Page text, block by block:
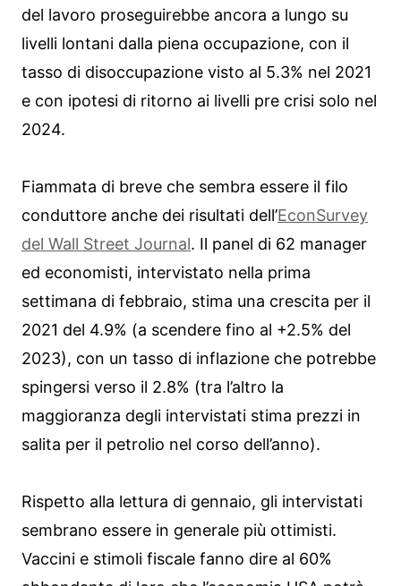
del lavoro proseguirebbe ancora a lungo su
livelli lontani dalla piena occupazione, con il
tasso di disoccupazione visto al 5.3% nel 2021
e con ipotesi di ritorno ai livelli pre crisi solo nel
2024.
Fiammata di breve che sembra essere il filo
conduttore anche dei risultati dell’EconSurvey
del Wall Street Journal. Il panel di 62 manager
ed economisti, intervistato nella prima
settimana di febbraio, stima una crescita per il
2021 del 4.9% (a scendere fino al +2.5% del
2023), con un tasso di inflazione che potrebbe
spingersi verso il 2.8% (tra l’altro la
maggioranza degli intervistati stima prezzi in
salita per il petrolio nel corso dell’anno).
Rispetto alla lettura di gennaio, gli intervistati
sembrano essere in generale più ottimisti.
Vaccini e stimoli fiscale fanno dire al 60%